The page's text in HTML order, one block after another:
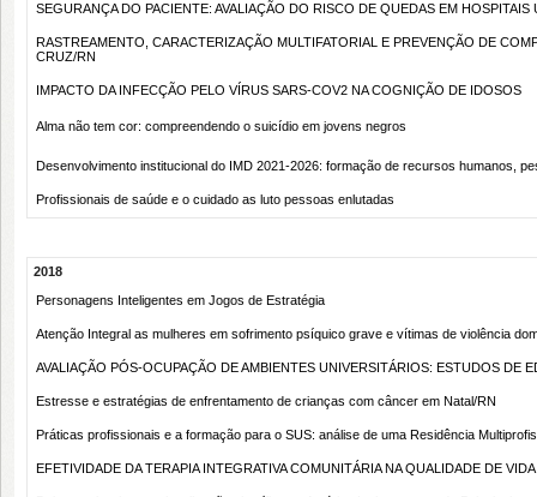
SEGURANÇA DO PACIENTE: AVALIAÇÃO DO RISCO DE QUEDAS EM
RASTREAMENTO, CARACTERIZAÇÃO MULTIFATORIAL E PREVENÇÃO DE
CRUZ/RN
IMPACTO DA INFECÇÃO PELO VÍRUS SARS-COV2 NA COGNIÇÃO DE IDOSOS
Alma não tem cor: compreendendo o suicídio em jovens negros
Desenvolvimento institucional do IMD 2021-2026: formação de recursos humanos,
Profissionais de saúde e o cuidado as luto pessoas enlutadas
2018
Personagens Inteligentes em Jogos de Estratégia
Atenção Integral as mulheres em sofrimento psíquico grave e vítimas de violência
AVALIAÇÃO PÓS-OCUPAÇÃO DE AMBIENTES UNIVERSITÁRIOS: ESTUDOS DE
Estresse e estratégias de enfrentamento de crianças com câncer em Natal/RN
Práticas profissionais e a formação para o SUS: análise de uma Residência
EFETIVIDADE DA TERAPIA INTEGRATIVA COMUNITÁRIA NA QUALIDADE DE